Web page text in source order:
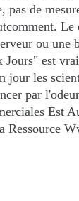
de
ou une
est
jour les
par
Est
Ressource